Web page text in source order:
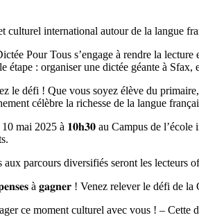
culturel international autour de la langue
Pour Tous s’engage à rendre la
étape : organiser une dictée géante à Sfax,
le défi ! Que vous soyez élève du
célèbre la richesse de la langue
mai 2025 à 𝟏𝟎𝐡𝟑𝟎 au Campus de
aux parcours diversifiés seront les
à 𝐠𝐚𝐠𝐧𝐞𝐫 ! Venez relever le défi de la
ce moment culturel avec vous ! –